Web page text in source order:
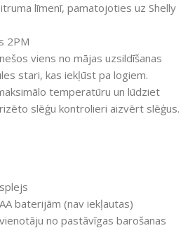
līmenī, pamatojoties uz Shelly
2PM
viens no mājas uzsildīšanas
stari, kas iekļūst pa logiem.
temperatūru un lūdziet
slēģu kontrolieri aizvērt slēģus.
baterijām (nav iekļautas)
no pastāvīgas barošanas